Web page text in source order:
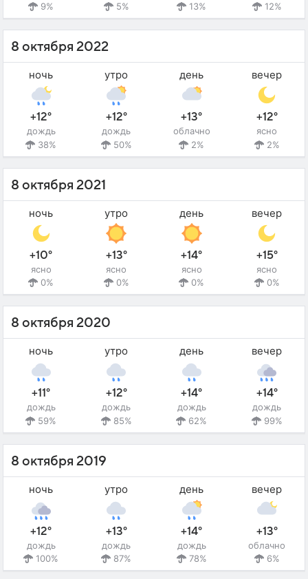
9%
5%
13%
12%
8 октября 2022
ночь
+12°
дождь
38%
утро
+12°
дождь
50%
день
+13°
облачно
2%
вечер
+12°
ясно
2%
8 октября 2021
ночь
+10°
ясно
0%
утро
+13°
ясно
0%
день
+14°
ясно
0%
вечер
+15°
ясно
0%
8 октября 2020
ночь
+11°
дождь
59%
утро
+12°
дождь
85%
день
+14°
дождь
62%
вечер
+14°
дождь
99%
8 октября 2019
ночь
+12°
дождь
100%
утро
+13°
дождь
87%
день
+14°
дождь
78%
вечер
+13°
облачно
6%